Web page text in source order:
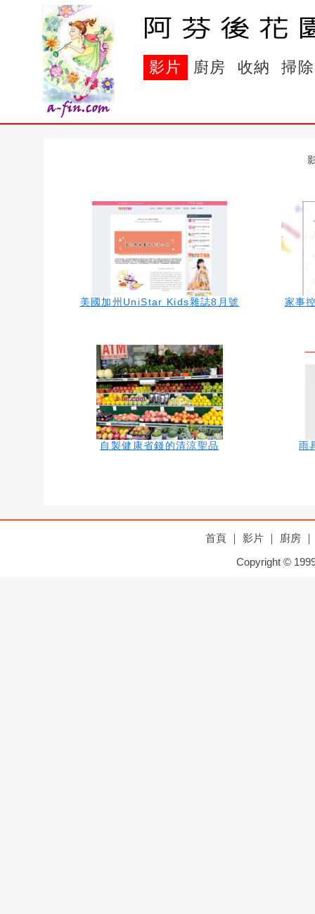
影片 廚房 收納 掃除
美國加州UniStar Kids雜誌8月號 家事
自製健康省錢的清涼聖品 雨
首頁 ｜ 影片 ｜ 廚房
｜
Copyright ©